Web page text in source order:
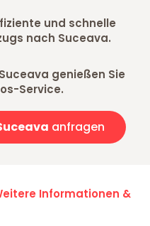
und schnelle
nach Suceava.
genießen Sie
Service.
anfragen
Informationen &